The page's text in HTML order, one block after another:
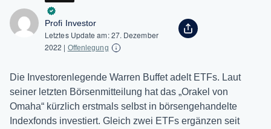
Profi Investor
Letztes Update am:27. Dezember
2022 | Offenlegung
Die Investorenlegende Warren Buffet adelt ETFs. Laut
seiner letzten Börsenmitteilung hat das „Orakel von
Omaha“ kürzlich erstmals selbst in börsengehandelte
Indexfonds investiert. Gleich zwei ETFs ergänzen seit